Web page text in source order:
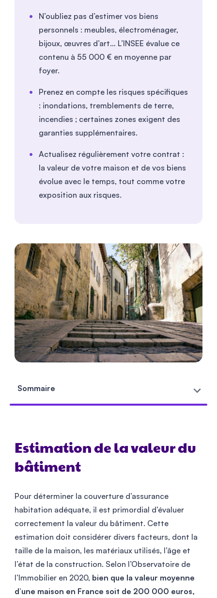
N’oubliez pas d’estimer vos biens
personnels : meubles, électroménager,
bijoux, œuvres d’art… L’INSEE évalue ce
contenu à 55 000 € en moyenne par
foyer.
Prenez en compte les risques spécifiques
: inondations, tremblements de terre,
incendies ; certaines zones exigent des
garanties supplémentaires.
Actualisez régulièrement votre contrat :
la valeur de votre maison et de vos biens
évolue avec le temps, tout comme votre
exposition aux risques.
Sommaire
Estimation de la valeur du
bâtiment
Pour déterminer la couverture d’assurance
habitation adéquate, il est primordial d’évaluer
correctement la valeur du bâtiment. Cette
estimation doit considérer divers facteurs, dont la
taille de la maison, les matériaux utilisés, l’âge et
l’état de la construction. Selon l’Observatoire de
l’Immobilier en 2020, bien que la valeur moyenne
d’une maison en France soit de 200 000 euros,